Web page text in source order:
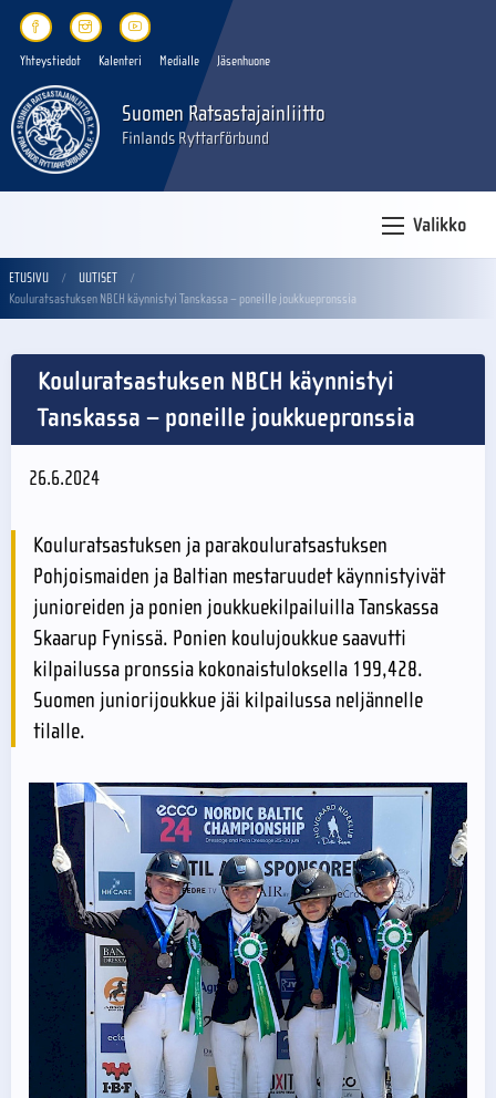
Yhteystiedot Kalenteri Medialle Jäsenhuone
Suomen Ratsastajainliitto
Finlands Ryttarförbund
Valikko
ETUSIVU
UUTISET
Kouluratsastuksen NBCH käynnistyi Tanskassa – poneille joukkuepronssia
Kouluratsastuksen NBCH käynnistyi
Tanskassa – poneille joukkuepronssia
26.6.2024
Kouluratsastuksen ja parakouluratsastuksen
Pohjoismaiden ja Baltian mestaruudet käynnistyivät
junioreiden ja ponien joukkuekilpailuilla Tanskassa
Skaarup Fynissä. Ponien koulujoukkue saavutti
kilpailussa pronssia kokonaistuloksella 199,428.
Suomen juniorijoukkue jäi kilpailussa neljännelle
tilalle.